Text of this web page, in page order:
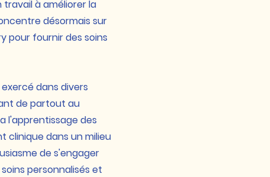
travail à améliorer la
désormais sur
pour fournir des soins
dans divers
de partout au
l'apprentissage des
clinique dans un milieu
de s'engager
personnalisés et